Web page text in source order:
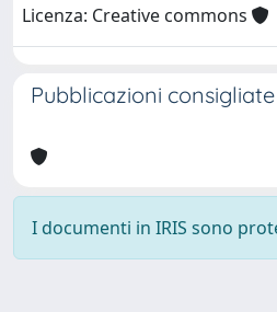
Licenza: Creative commons
Pubblicazioni consigliate
I documenti in IRIS sono